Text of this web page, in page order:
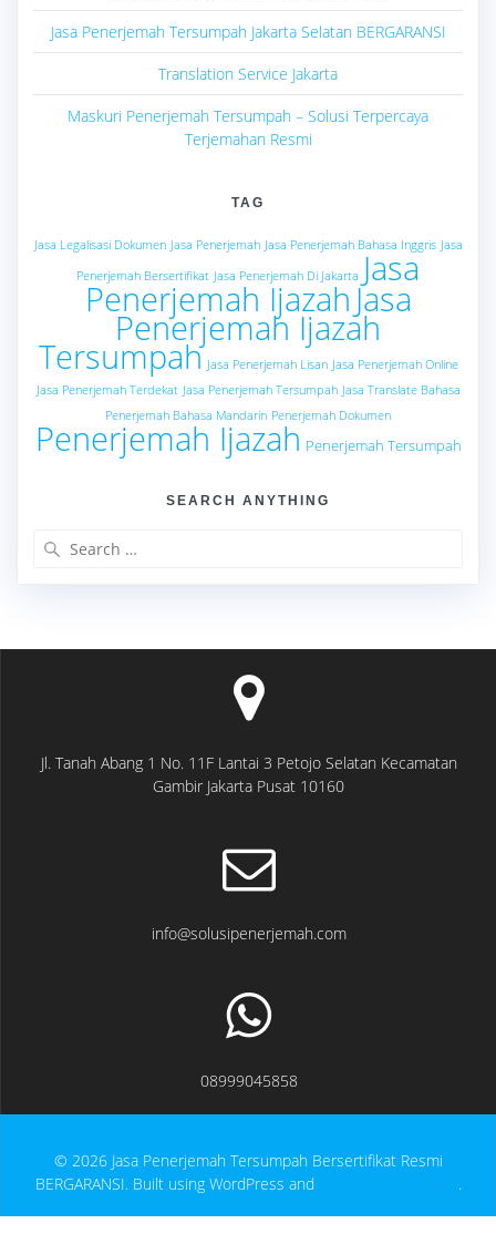
Jasa Penerjemah Tersumpah Jakarta Selatan BERGARANSI
Translation Service Jakarta
Maskuri Penerjemah Tersumpah – Solusi Terpercaya
Terjemahan Resmi
TAG
Jasa Legalisasi Dokumen Jasa Penerjemah Jasa Penerjemah Bahasa Inggris Jasa
Penerjemah Bersertifikat Jasa Penerjemah Di Jakarta Jasa
Penerjemah Ijazah Jasa
Penerjemah Ijazah
Tersumpah Jasa Penerjemah Lisan Jasa Penerjemah Online
Jasa Penerjemah Terdekat Jasa Penerjemah Tersumpah Jasa Translate Bahasa
Penerjemah Bahasa Mandarin Penerjemah Dokumen
Penerjemah Ijazah Penerjemah Tersumpah
SEARCH ANYTHING
Jl. Tanah Abang 1 No. 11F Lantai 3 Petojo Selatan Kecamatan
Gambir Jakarta Pusat 10160
info@solusipenerjemah.com
08999045858
© 2026 Jasa Penerjemah Tersumpah Bersertifikat Resmi
BERGARANSI. Built using WordPress and
.